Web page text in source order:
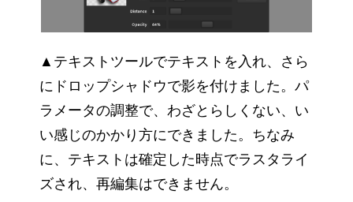
▲テキストツールでテキストを入れ、さら
にドロップシャドウで影を付けました。パ
ラメータの調整で、わざとらしくない、い
い感じのかかり方にできました。ちなみ
に、テキストは確定した時点でラスタライ
ズされ、再編集はできません。